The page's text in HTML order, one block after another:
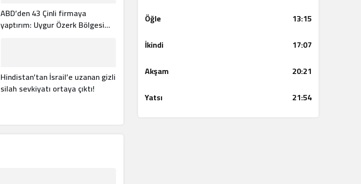
ABD’den 43 Çinli firmaya
yaptırım: Uygur Özerk Bölgesi
Hindistan’tan İsrail’e uzanan gizli
silah sevkiyatı ortaya çıktı!
Öğle
13:15
İkindi
17:07
Akşam
20:21
Yatsı
21:54